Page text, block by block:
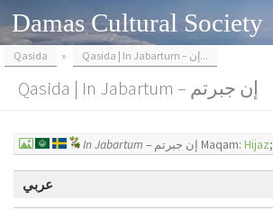
Skip to content
Damas Cultural Society
Qasida » Qasida | In Jabartum – إن...
Qasida | In Jabartum – إن جبرتم
In Jabartum – إن جبرتم Maqam: Hijaz;
عربي